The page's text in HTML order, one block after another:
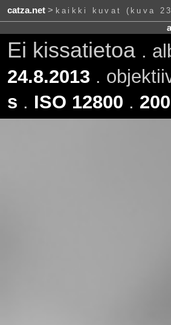
catza.net> kaikki kuvat (kuva
Ei kissatietoa .
24.8.2013.
s . ISO 12800 .